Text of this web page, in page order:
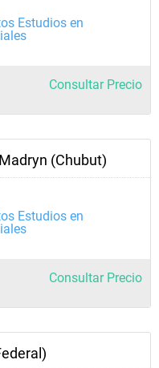
Estudios en
Consultar Precio
(Chubut)
Estudios en
Consultar Precio